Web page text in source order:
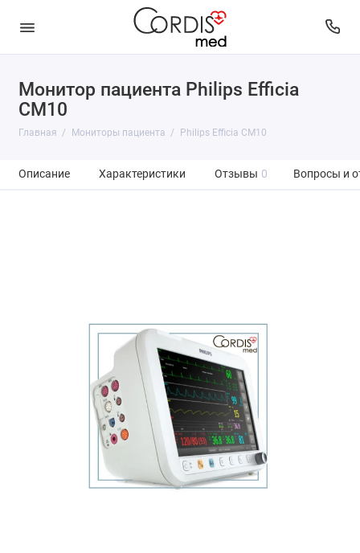
Монитор пациента Philips Efficia
CM10
Главная Мониторы пациента Philips Efficia CM10
Описание Характеристики Отзывы 0 Вопросы и